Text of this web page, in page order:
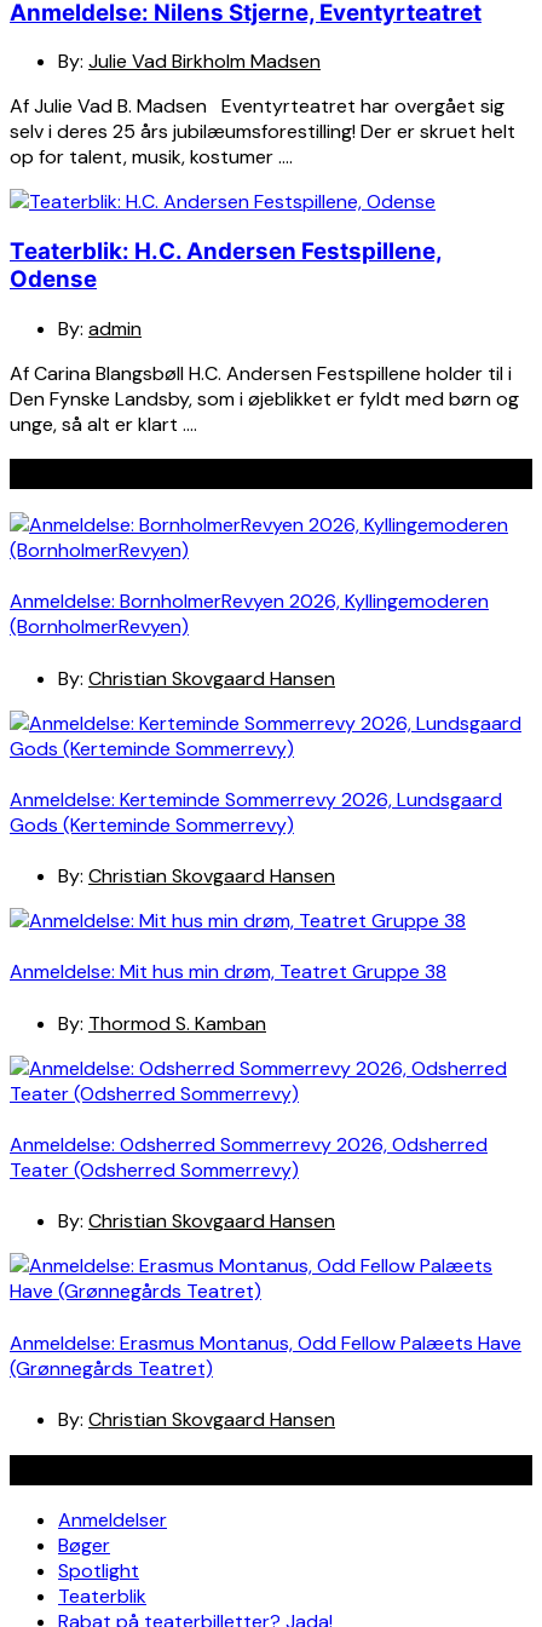
Anmeldelse: Nilens Stjerne, Eventyrteatret
By: Julie Vad Birkholm Madsen
Af Julie Vad B. Madsen Eventyrteatret har overgået sig
selv i deres 25 års jubilæumsforestilling! Der er skruet helt
op for talent, musik, kostumer ….
Teaterblik: H.C. Andersen Festspillene,
Odense
By: admin
Af Carina Blangsbøll H.C. Andersen Festspillene holder til i
Den Fynske Landsby, som i øjeblikket er fyldt med børn og
unge, så alt er klart ….
Anmeldelse: BornholmerRevyen 2026, Kyllingemoderen
(BornholmerRevyen)
By: Christian Skovgaard Hansen
Anmeldelse: Kerteminde Sommerrevy 2026, Lundsgaard
Gods (Kerteminde Sommerrevy)
By: Christian Skovgaard Hansen
Anmeldelse: Mit hus min drøm, Teatret Gruppe 38
By: Thormod S. Kamban
Anmeldelse: Odsherred Sommerrevy 2026, Odsherred
Teater (Odsherred Sommerrevy)
By: Christian Skovgaard Hansen
Anmeldelse: Erasmus Montanus, Odd Fellow Palæets Have
(Grønnegårds Teatret)
By: Christian Skovgaard Hansen
Anmeldelser
Bøger
Spotlight
Teaterblik
Rabat på teaterbilletter? Jada!